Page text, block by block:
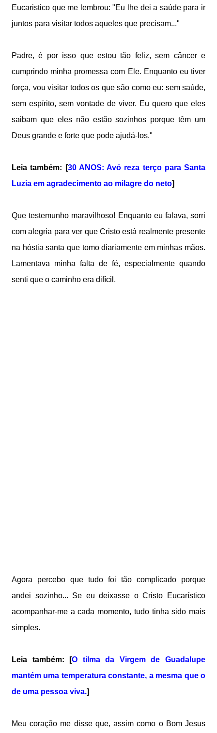
Eucaristico que me lembrou: "Eu lhe dei a saúde para ir
juntos para visitar todos aqueles que precisam..."
Padre, é por isso que estou tão feliz, sem câncer e
cumprindo minha promessa com Ele. Enquanto eu tiver
força, vou visitar todos os que são como eu: sem saúde,
sem espírito, sem vontade de viver. Eu quero que eles
saibam que eles não estão sozinhos porque têm um
Deus grande e forte que pode ajudá-los."
Leia também: [30 ANOS: Avó reza terço para Santa
Luzia em agradecimento ao milagre do neto]
Que testemunho maravilhoso! Enquanto eu falava, sorri
com alegria para ver que Cristo está realmente presente
na hóstia santa que tomo diariamente em minhas mãos.
Lamentava minha falta de fé, especialmente quando
senti que o caminho era difícil.
Agora percebo que tudo foi tão complicado porque
andei sozinho... Se eu deixasse o Cristo Eucarístico
acompanhar-me a cada momento, tudo tinha sido mais
simples.
Leia também: [O tilma da Virgem de Guadalupe
mantém uma temperatura constante, a mesma que o
de uma pessoa viva.]
Meu coração me disse que, assim como o Bom Jesus